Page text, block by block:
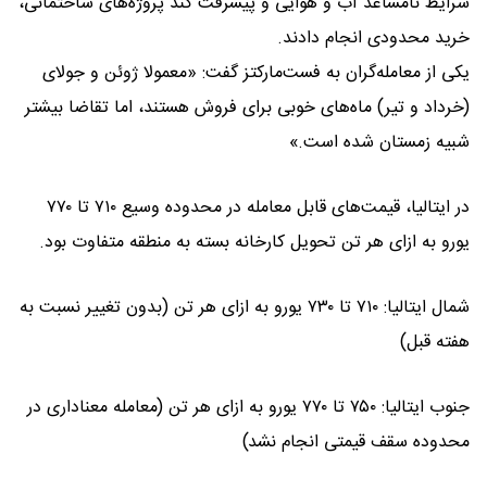
خرید محدودی انجام دادند.
یکی از معامله‌گران به فست‌مارکتز گفت: «معمولا ژوئن و جولای
(خرداد و تیر) ماه‌های خوبی برای فروش هستند، اما تقاضا بیشتر
شبیه زمستان شده است.»
در ایتالیا، قیمت‌های قابل معامله در محدوده وسیع ۷۱۰ تا ۷۷۰
یورو به ازای هر تن تحویل کارخانه بسته به منطقه متفاوت بود.
شمال ایتالیا: ۷۱۰ تا ۷۳۰ یورو به ازای هر تن (بدون تغییر نسبت به
هفته قبل)
جنوب ایتالیا: ۷۵۰ تا ۷۷۰ یورو به ازای هر تن (معامله معناداری در
محدوده سقف قیمتی انجام نشد)